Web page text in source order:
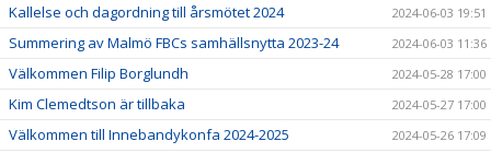
Kallelse och dagordning till årsmötet 2024 2024-06-03 19:51
Summering av Malmö FBCs samhällsnytta 2023-24 2024-06-03 11:36
Välkommen Filip Borglundh 2024-05-28 17:00
Kim Clemedtson är tillbaka 2024-05-27 17:00
Välkommen till Innebandykonfa 2024-2025 2024-05-26 17:09